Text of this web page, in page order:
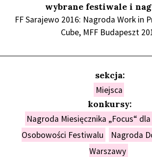
wybrane festiwale i
FF Sarajewo 2016: Nagroda Work in
Cube, MFF Budapeszt
sekcja:
Miejsca
konkursy:
Nagroda Miesięcznika „Focus“
Osobowości Festiwalu
Nagroda
Warszawy